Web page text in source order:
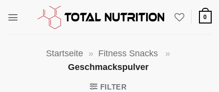
Inhalt
0
Startseite » Fitness Snacks
»
Geschmackspulver
FILTER